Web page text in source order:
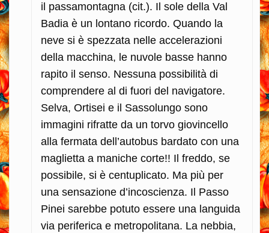
il passamontagna (cit.). Il sole della Val
Badia è un lontano ricordo. Quando la
neve si è spezzata nelle accelerazioni
della macchina, le nuvole basse hanno
rapito il senso. Nessuna possibilità di
comprendere al di fuori del navigatore.
Selva, Ortisei e il Sassolungo sono
immagini rifratte da un torvo giovincello
alla fermata dell’autobus bardato con una
maglietta a maniche corte!! Il freddo, se
possibile, si è centuplicato. Ma più per
una sensazione d’incoscienza. Il Passo
Pinei sarebbe potuto essere una languida
via periferica e metropolitana. La nebbia,